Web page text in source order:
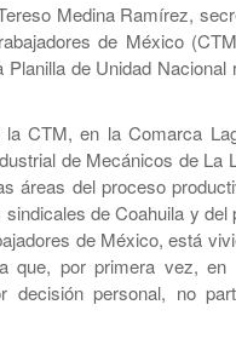
Medina Ramírez,
de México
de Unidad Nacional
CTM, en la Comarca
de Mecánicos de La
áreas del proceso
de Coahuila y del
de México, está
que, por primera vez, en
decisión personal, no